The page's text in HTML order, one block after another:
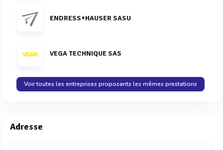
ENDRESS+HAUSER SASU
VEGA TECHNIQUE SAS
Voir toutes les entreprises proposants les mêmes prestations
Adresse